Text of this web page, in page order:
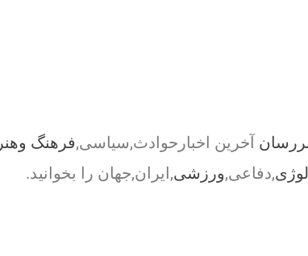
آخرین اخبارحوادث,سیاسی,فرهنگ وهنر
,دفاعی,ورزشی,ایران,جهان را بخوانید.